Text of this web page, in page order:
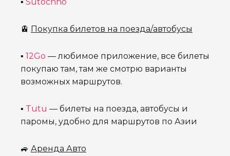
▪ Sutochno
🚊 Покупка билетов на поезда/автобусы
▪ 12Go — любимое приложение, все билеты
покупаю там, там же смотрю варианты
возможных маршрутов.
▪ Tutu — билеты на поезда, автобусы и
паромы, удобно для маршрутов по Азии
🚙 Аренда Авто